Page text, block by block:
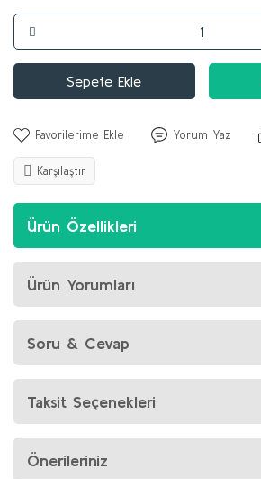
Sepete Ekle
Yorum Yaz
Karşılaştır
Ürün Özellikleri
Ürün Yorumları
Soru & Cevap
Taksit Seçenekleri
Önerileriniz